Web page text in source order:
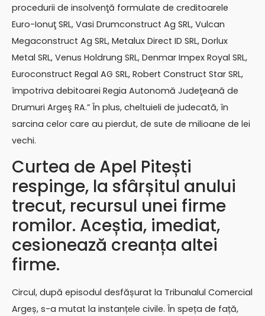
procedurii de insolvenţă formulate de creditoarele
Euro-Ionuţ SRL, Vasi Drumconstruct Ag SRL, Vulcan
Megaconstruct Ag SRL, Metalux Direct ID SRL, Dorlux
Metal SRL, Venus Holdrung SRL, Denmar Impex Royal SRL,
Euroconstruct Regal AG SRL, Robert Construct Star SRL,
împotriva debitoarei Regia Autonomă Judeţeană de
Drumuri Argeş RA.” În plus, cheltuieli de judecată, în
sarcina celor care au pierdut, de sute de milioane de lei
vechi.
Curtea de Apel Pitești
respinge, la sfârșitul anului
trecut, recursul unei firme
romilor. Aceștia, imediat,
cesionează creanța altei
firme.
Circul, după episodul desfășurat la Tribunalul Comercial
Argeș, s-a mutat la instanțele civile. În speța de față,